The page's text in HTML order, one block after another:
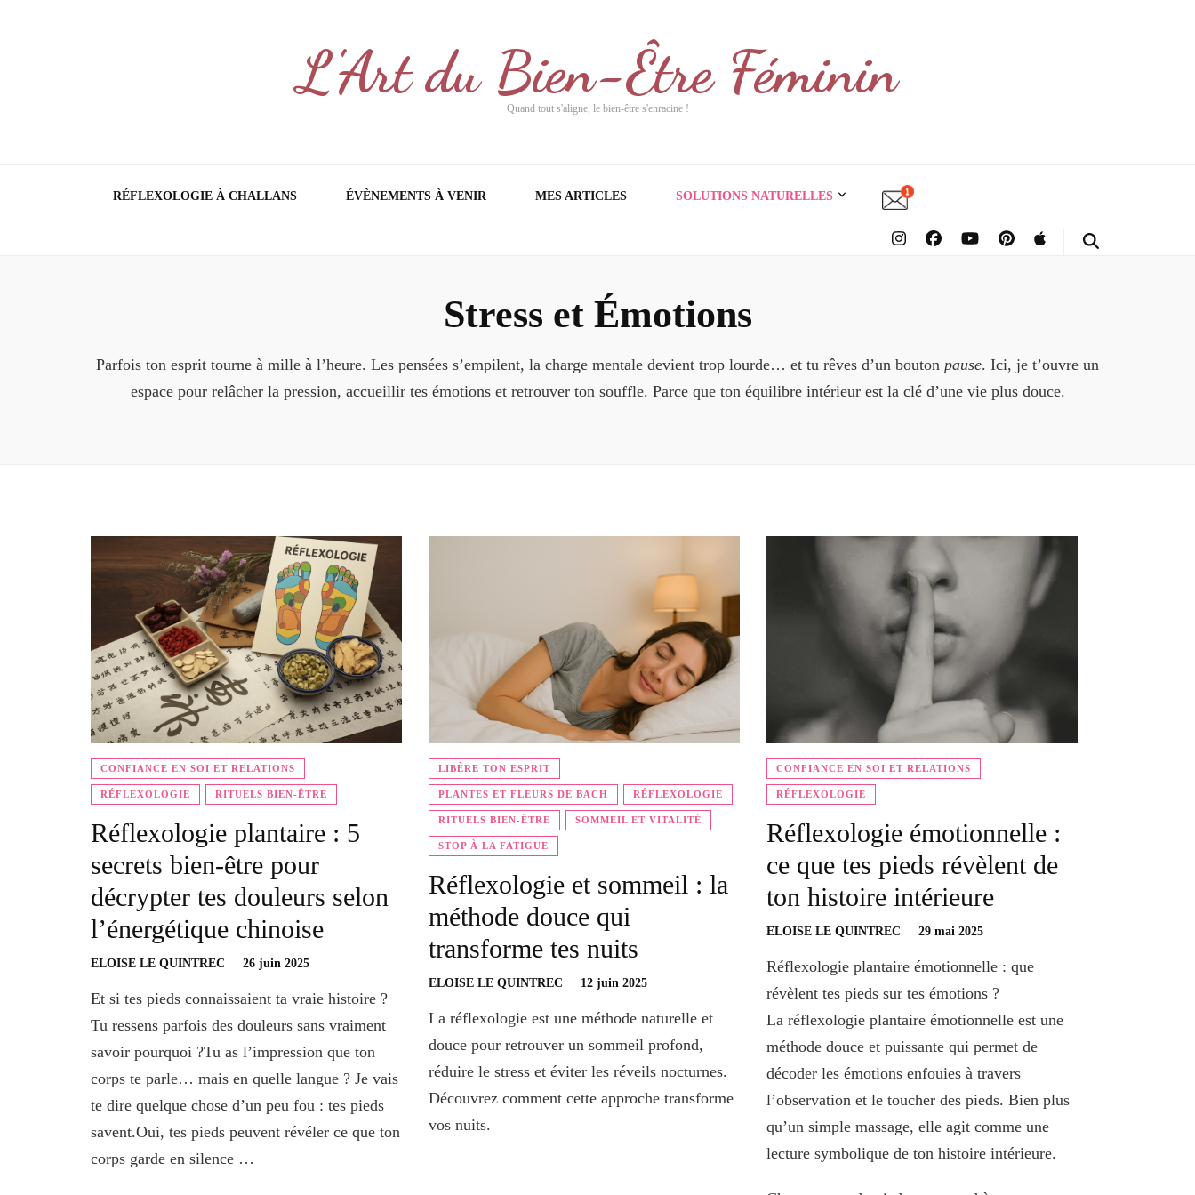
L'Art du Bien-Être Féminin
Quand tout s'aligne, le bien-être s'enracine !
RÉFLEXOLOGIE À CHALLANS ÉVÈNEMENTS À VENIR MES ARTICLES SOLUTIONS NATURELLES
Stress et Émotions
Parfois ton esprit tourne à mille à l’heure. Les pensées s’empilent, la charge mentale devient trop lourde… et tu rêves d’un bouton pause. Ici, je t’ouvre un
espace pour relâcher la pression, accueillir tes émotions et retrouver ton souffle. Parce que ton équilibre intérieur est la clé d’une vie plus douce.
CONFIANCE EN SOI ET RELATIONS
RÉFLEXOLOGIE RITUELS BIEN-ÊTRE
Réflexologie plantaire : 5
secrets bien-être pour
décrypter tes douleurs selon
l’énergétique chinoise
ELOISE LE QUINTREC 26 juin 2025
Et si tes pieds connaissaient ta vraie histoire ?
Tu ressens parfois des douleurs sans vraiment
savoir pourquoi ?Tu as l’impression que ton
corps te parle… mais en quelle langue ? Je vais
te dire quelque chose d’un peu fou : tes pieds
savent.Oui, tes pieds peuvent révéler ce que ton
corps garde en silence …
LIBÈRE TON ESPRIT
PLANTES ET FLEURS DE BACH RÉFLEXOLOGIE
RITUELS BIEN-ÊTRE SOMMEIL ET VITALITÉ
STOP À LA FATIGUE
Réflexologie et sommeil : la
méthode douce qui
transforme tes nuits
ELOISE LE QUINTREC 12 juin 2025
La réflexologie est une méthode naturelle et
douce pour retrouver un sommeil profond,
réduire le stress et éviter les réveils nocturnes.
Découvrez comment cette approche transforme
vos nuits.
CONFIANCE EN SOI ET RELATIONS
RÉFLEXOLOGIE
Réflexologie émotionnelle :
ce que tes pieds révèlent de
ton histoire intérieure
ELOISE LE QUINTREC 29 mai 2025
Réflexologie plantaire émotionnelle : que
révèlent tes pieds sur tes émotions ?
La réflexologie plantaire émotionnelle est une
méthode douce et puissante qui permet de
décoder les émotions enfouies à travers
l’observation et le toucher des pieds. Bien plus
qu’un simple massage, elle agit comme une
lecture symbolique de ton histoire intérieure.